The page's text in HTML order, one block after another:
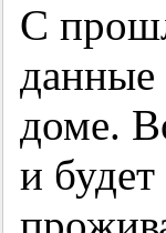
С
доме.
и